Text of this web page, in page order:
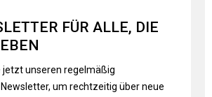
FÜR ALLE, DIE
jetzt unseren regelmäßig
um rechtzeitig über neue